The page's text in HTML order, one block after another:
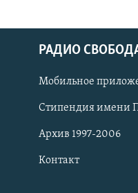
СОЦИАЛЬНЫЕ СЕТИ
РАДИО
Мобильное
Стипендия имени
Архив 1997-2006
Контакт